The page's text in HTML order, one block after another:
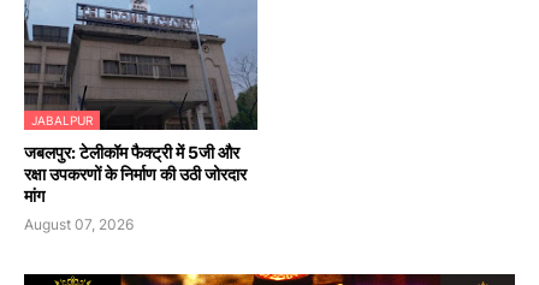
JABALPUR
जबलपुर: टेलीकॉम फैक्ट्री में 5जी और
रक्षा उपकरणों के निर्माण की उठी जोरदार
मांग
August 07, 2026